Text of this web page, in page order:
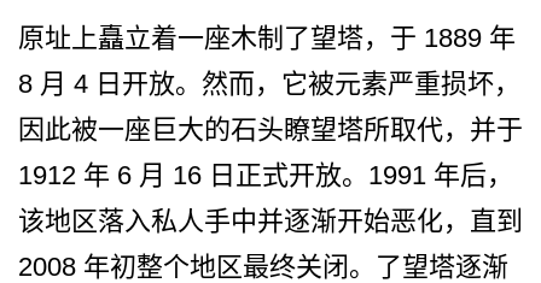
原址上矗立着一座木制了望塔，于 1889 年
8 月 4 日开放。然而，它被元素严重­损坏，
因此被一座巨大的石头瞭望塔所取代，并于
1912 年 6 月 16 日正式开放。1991 年后，
该地区落入私人手中并­逐渐开始恶化，直到
2008 年初整个地区最终关闭。了望塔逐渐